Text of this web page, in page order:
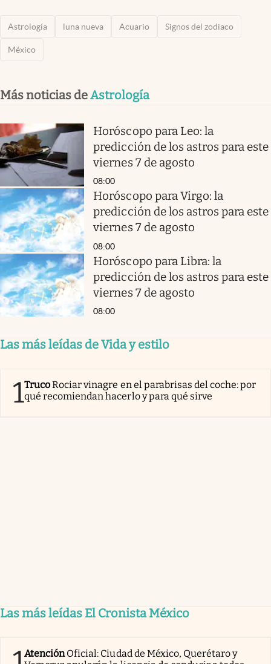
Astrología luna nueva Acuario Signos del zodiaco
México
Más noticias deAstrología
Horóscopo para Leo: la
predicción de los astros para este
viernes 7 de agosto
08:00
Horóscopo para Virgo: la
predicción de los astros para este
viernes 7 de agosto
08:00
Horóscopo para Libra: la
predicción de los astros para este
viernes 7 de agosto
08:00
Las más leídas de Vida y estilo
1TrucoRociar vinagre en el parabrisas del coche: por
qué recomiendan hacerlo y para qué sirve
Las más leídas El Cronista México
AtenciónOficial: Ciudad de México, Querétaro y